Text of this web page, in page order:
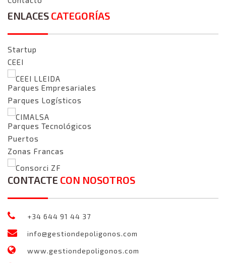
ENLACES CATEGORÍAS
Startup
CEEI
CEEI LLEIDA
Parques Empresariales
Parques Logísticos
CIMALSA
Parques Tecnológicos
Puertos
Zonas Francas
Consorci ZF
CONTACTE CON NOSOTROS
+34 644 91 44 37
info@gestiondepoligonos.com
www.gestiondepoligonos.com